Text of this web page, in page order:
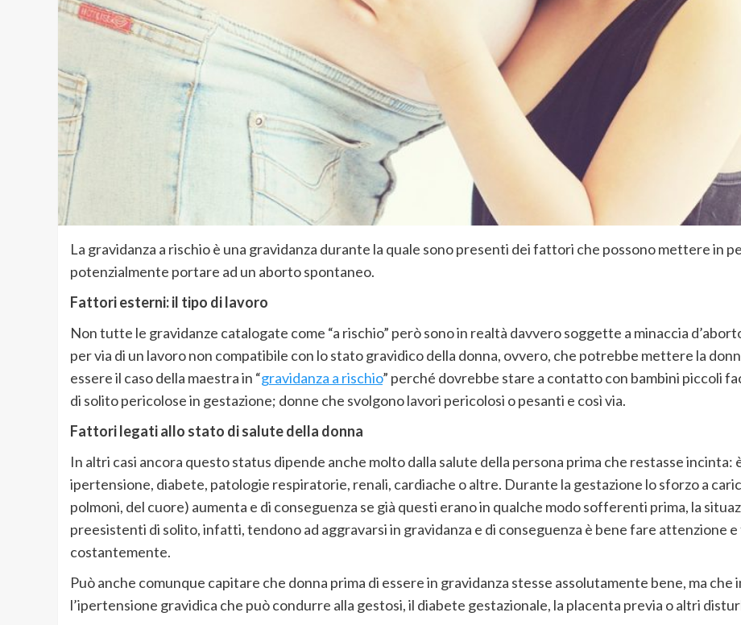
La gravidanza a rischio è una gravidanza durante la quale sono presenti dei fattori che possono mettere in
potenzialmente portare ad un aborto spontaneo.
Fattori esterni: il tipo di lavoro
Non tutte le gravidanze catalogate come “a rischio” però sono in realtà davvero soggette a minaccia
per via di un lavoro non compatibile con lo stato gravidico della donna, ovvero, che potrebbe mettere la
essere il caso della maestra in “gravidanza a rischio” perché dovrebbe stare a contatto con bambini piccoli
di solito pericolose in gestazione; donne che svolgono lavori pericolosi o pesanti e così via.
Fattori legati allo stato di salute della donna
In altri casi ancora questo status dipende anche molto dalla salute della persona prima che restasse
ipertensione, diabete, patologie respiratorie, renali, cardiache o altre. Durante la gestazione lo sforzo a
polmoni, del cuore) aumenta e di conseguenza se già questi erano in qualche modo sofferenti prima, la
preesistenti di solito, infatti, tendono ad aggravarsi in gravidanza e di conseguenza è bene fare attenzione
costantemente.
Può anche comunque capitare che donna prima di essere in gravidanza stesse assolutamente bene, ma che
l’ipertensione gravidica che può condurre alla gestosi, il diabete gestazionale, la placenta previa o altri